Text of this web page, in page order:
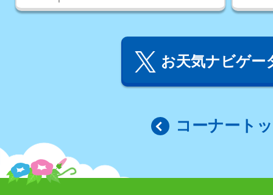
お天気ナビゲー
コーナート